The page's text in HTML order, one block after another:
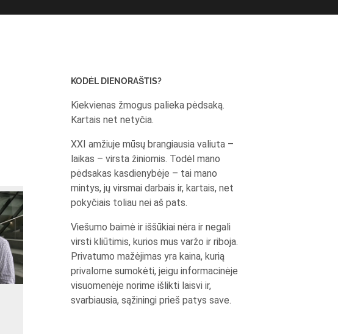
KODĖL DIENORAŠTIS?
Kiekvienas žmogus palieka pėdsaką.
Kartais net netyčia.
XXI amžiuje mūsų brangiausia valiuta –
laikas – virsta žiniomis. Todėl mano
pėdsakas kasdienybėje – tai mano
mintys, jų virsmai darbais ir, kartais, net
pokyčiais toliau nei aš pats.
Viešumo baimė ir iššūkiai nėra ir negali
virsti kliūtimis, kurios mus varžo ir riboja.
Privatumo mažėjimas yra kaina, kurią
privalome sumokėti, jeigu informacinėje
visuomenėje norime išlikti laisvi ir,
svarbiausia, sąžiningi prieš patys save.